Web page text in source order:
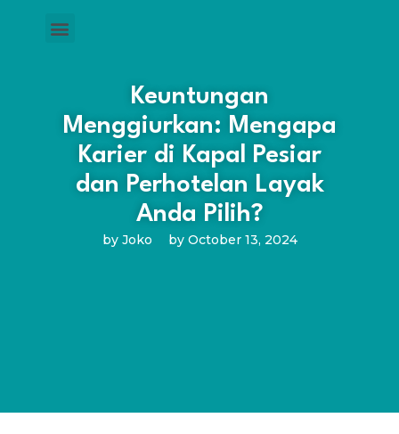
Keuntungan
Menggiurkan: Mengapa
Karier di Kapal Pesiar
dan Perhotelan Layak
Anda Pilih?
byJoko byOctober 13, 2024